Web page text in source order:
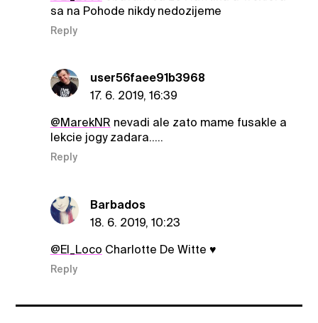
sa na Pohode nikdy nedozijeme
Reply
user56faee91b3968
17. 6. 2019, 16:39
@MarekNR nevadi ale zato mame fusakle a
lekcie jogy zadara.....
Reply
Barbados
18. 6. 2019, 10:23
@El_Loco Charlotte De Witte ♥
Reply